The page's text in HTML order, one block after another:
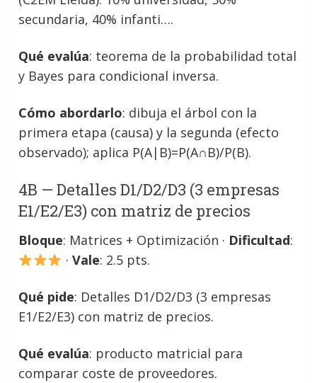
secundaria, 40% infanti….
Qué evalúa: teorema de la probabilidad total
y Bayes para condicional inversa.
Cómo abordarlo: dibuja el árbol con la
primera etapa (causa) y la segunda (efecto
observado); aplica P(A|B)=P(A∩B)/P(B).
4B — Detalles D1/D2/D3 (3 empresas
E1/E2/E3) con matriz de precios
Bloque: Matrices + Optimización · Dificultad:
· Vale: 2.5 pts.
Qué pide: Detalles D1/D2/D3 (3 empresas
E1/E2/E3) con matriz de precios.
Qué evalúa: producto matricial para
comparar coste de proveedores.